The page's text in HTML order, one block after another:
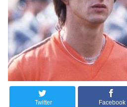
Twitter Facebook